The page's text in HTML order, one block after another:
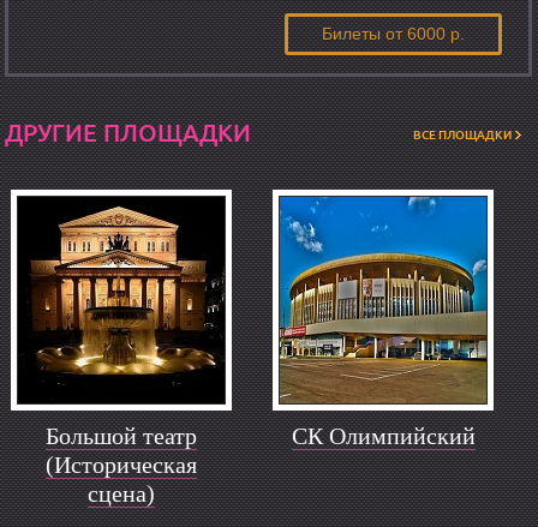
Билеты от 6000 р.
ДРУГИЕ ПЛОЩАДКИ ВСЕ ПЛОЩАДКИ
Большой театр
(Историческая
сцена)
СК Олимпийский